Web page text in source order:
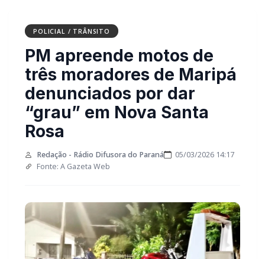
POLICIAL / TRÂNSITO
PM apreende motos de
três moradores de Maripá
denunciados por dar
“grau” em Nova Santa
Rosa
Redação - Rádio Difusora do Paraná
05/03/2026 14:17
Fonte: A Gazeta Web